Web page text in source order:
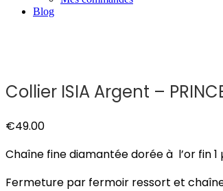
Blog
Collier ISIA Argent –
€49.00
Chaîne fine diamantée dorée à l’or fin
Fermeture par fermoir ressort et